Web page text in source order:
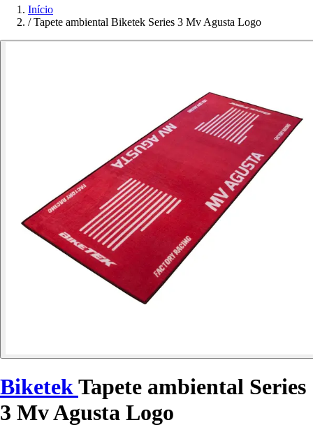
Início
/ Tapete ambiental Biketek Series 3 Mv Agusta Logo
BiketekTapete ambiental Series
3 Mv Agusta Logo